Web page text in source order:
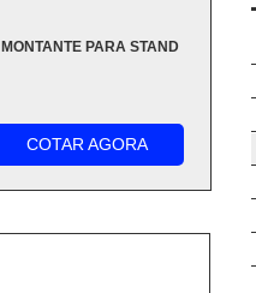
MONTANTE PARA STAND
COTAR AGORA